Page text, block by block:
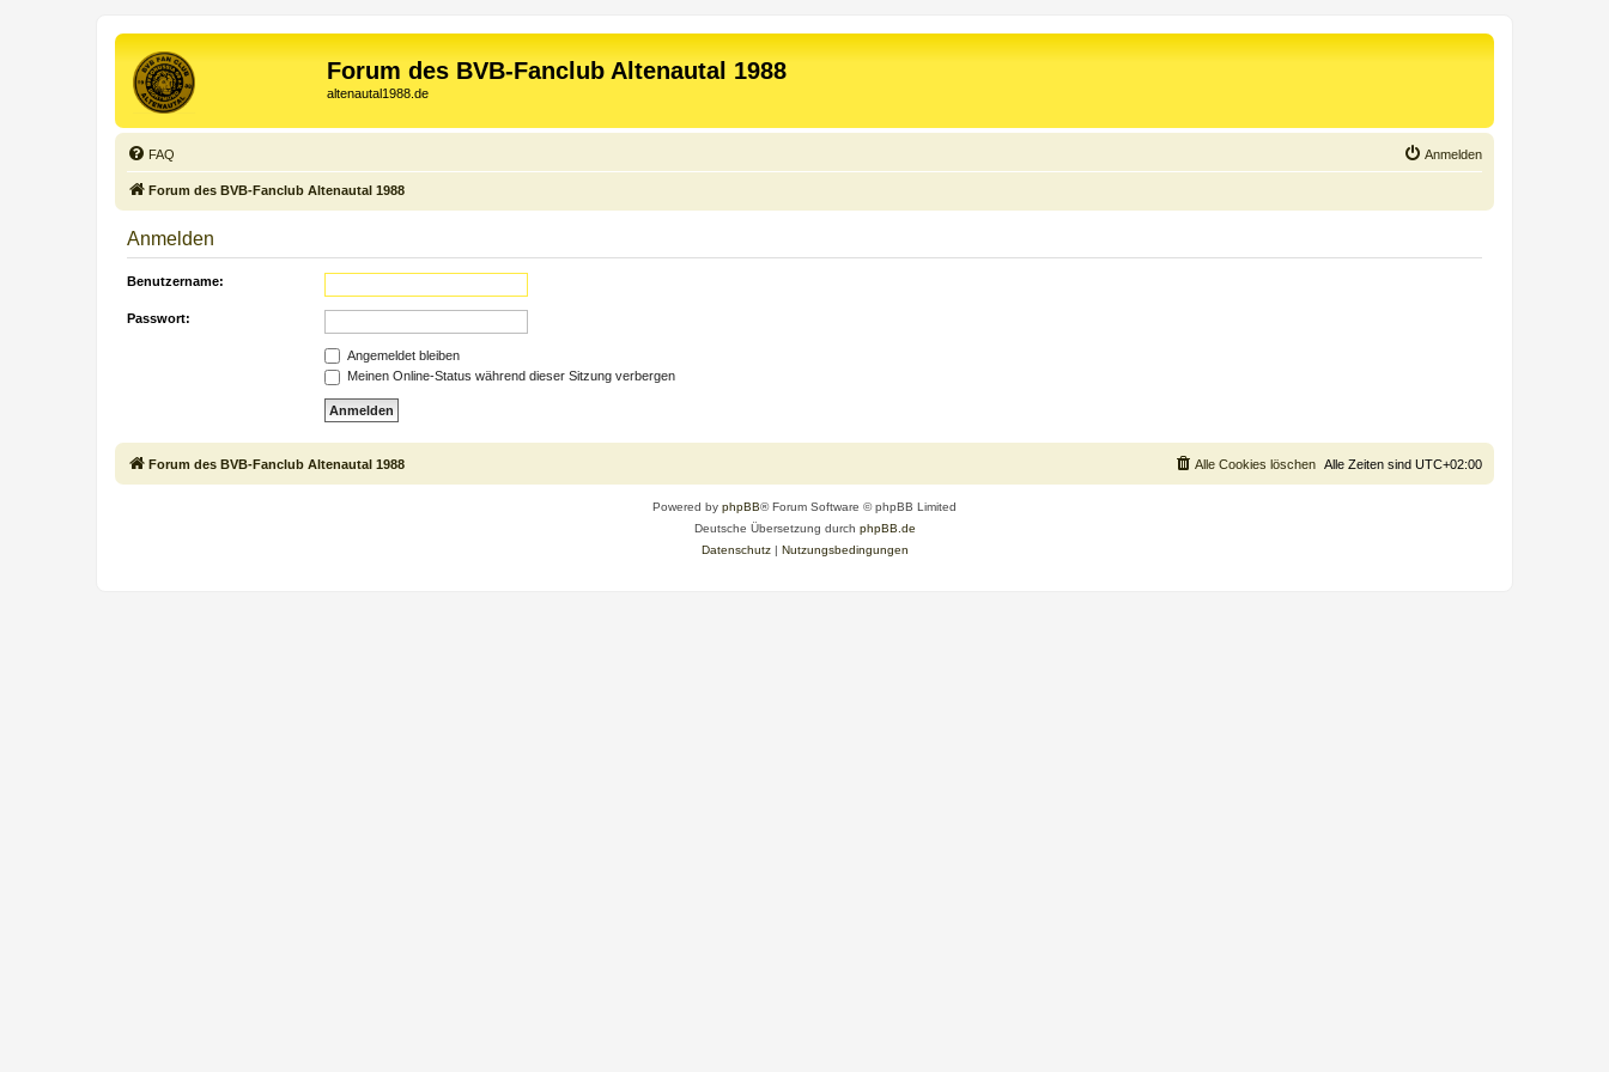
Forum des BVB-Fanclub Altenautal 1988
altenautal1988.de
FAQ Anmelden
Forum des BVB-Fanclub Altenautal 1988
Anmelden
Benutzername:
Passwort:
Angemeldet bleiben
Meinen Online-Status während dieser Sitzung verbergen
Forum des BVB-Fanclub Altenautal 1988 Alle Zeiten sind UTC+02:00
Alle Cookies löschen
Powered by phpBB® Forum Software © phpBB Limited
Deutsche Übersetzung durch phpBB.de
Datenschutz| Nutzungsbedingungen